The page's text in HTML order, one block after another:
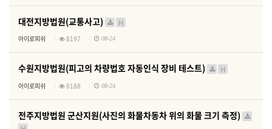
대전지방법원(교통사고) H
아이로피쉬 8197 08-24
수원지방법원(피고의 차량법호 자동인식 장비 테스트) H
아이로피쉬 8188 08-24
전주지방법원 군산지원(사진의 화물차동차 위의 화물 크기 측정)